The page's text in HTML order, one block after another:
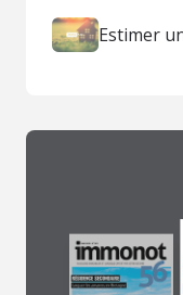
Estimer